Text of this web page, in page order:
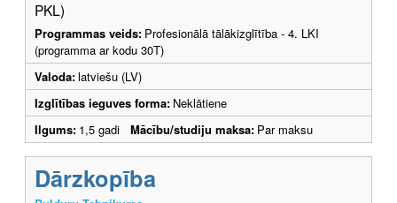
PKL)
Programmas veids: Profesionālā tālākizglītība - 4. LKI
(programma ar kodu 30T)
Valoda:latviešu (LV)
Izglītības ieguves forma: Neklātiene
Ilgums: 1,5 gadi Mācību/studiju maksa: Par maksu
Dārzkopība